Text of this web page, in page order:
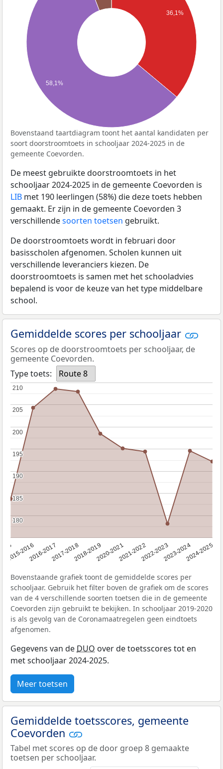
36,1%
58,1%
Bovenstaand taartdiagram toont het aantal kandidaten per
soort doorstroomtoets in schooljaar 2024-2025 in de
gemeente Coevorden.
De meest gebruikte doorstroomtoets in het
schooljaar 2024-2025 in de gemeente Coevorden is
LIB met 190 leerlingen (58%) die deze toets hebben
gemaakt. Er zijn in de gemeente Coevorden 3
verschillendesoorten toetsen gebruikt.
De doorstroomtoets wordt in februari door
basisscholen afgenomen. Scholen kunnen uit
verschillende leveranciers kiezen. De
doorstroomtoets is samen met het schooladvies
bepalend is voor de keuze van het type middelbare
school.
Gemiddelde scores per schooljaar
Scores op de doorstroomtoets per schooljaar, de
gemeente Coevorden.
Type toets:
Route 8
2015-20162016-20172017-20182018-20192020-20212021-20222022-20232023-20242024-2025
180
180
185
185
190
190
195
195
200
200
205
205
210
210
Bovenstaande grafiek toont de gemiddelde scores per
schooljaar. Gebruik het filter boven de grafiek om de scores
van de 4 verschillende soorten toetsen die in de gemeente
Coevorden zijn gebruikt te bekijken. In schooljaar 2019-2020
is als gevolg van de Coronamaatregelen geen eindtoets
afgenomen.
Gegevens van de DUO over de toetsscores tot en
met schooljaar 2024-2025.
Meer toetsen
Gemiddelde toetsscores, gemeente
Coevorden
Tabel met scores op de door groep 8 gemaakte
toetsen per schooljaar.